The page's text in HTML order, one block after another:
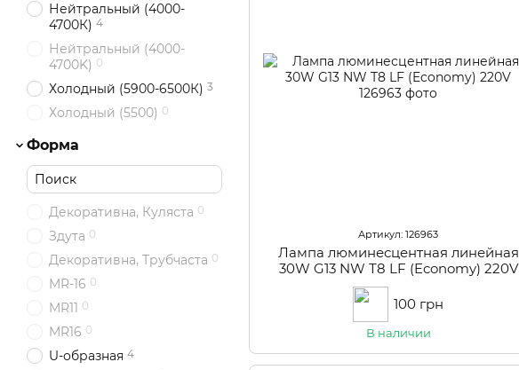
Артикул: 126963
Лампа люминесцентная линейная
30W G13 NW Т8 LF (Economy) 220V
100 грн
В наличии
Нейтральный (4000-
4700К) 4
Нейтральный (4000-
4700K) 0
Холодный (5900-6500К) 3
Холодный (5500) 0
Форма
Декоративна, Куляста 0
Здута 0
Декоративна, Трубчаста 0
MR-16 0
MR11 0
MR16 0
U-образная 4